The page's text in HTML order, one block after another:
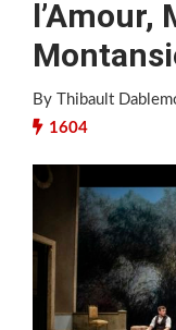
l’Amour,
By Thibault
1604